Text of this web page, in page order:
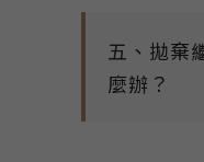
五、拋棄
麼辦？